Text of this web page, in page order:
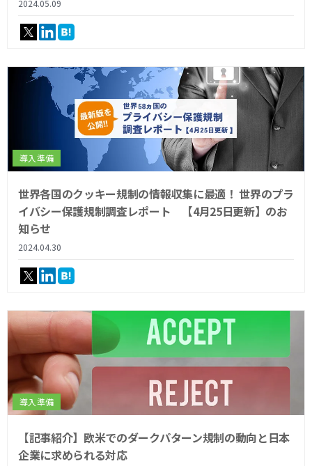
2024.05.09
導入準備
世界各国のクッキー規制の情報収集に最適！ 世界のプラ
イバシー保護規制調査レポート 【4月25日更新】のお
知らせ
2024.04.30
導入準備
【記事紹介】欧米でのダークパターン規制の動向と日本
企業に求められる対応